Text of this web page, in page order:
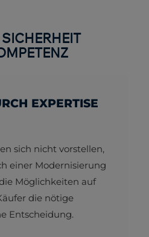
EXPERTISE
sich nicht vorstellen,
einer Modernisierung
Möglichkeiten auf
die nötige
Entscheidung.